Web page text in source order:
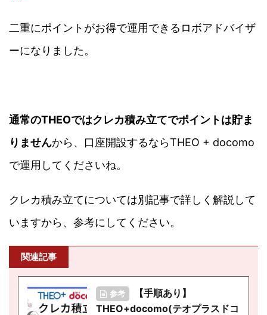
二重にポイントがお得で運用できるロボアドバイザ
ーになりました。
通常のTHEOではクレカ積み立てでポイントは貯ま
りませんから、口座開設するならTHEO + docomo
で運用してくださいね。
クレカ積み立てについては別記事で詳しく解説して
いますから、参考にしてください。
関連記事
参考
【手順あり】
THEO+docomo(テオプラスドコ